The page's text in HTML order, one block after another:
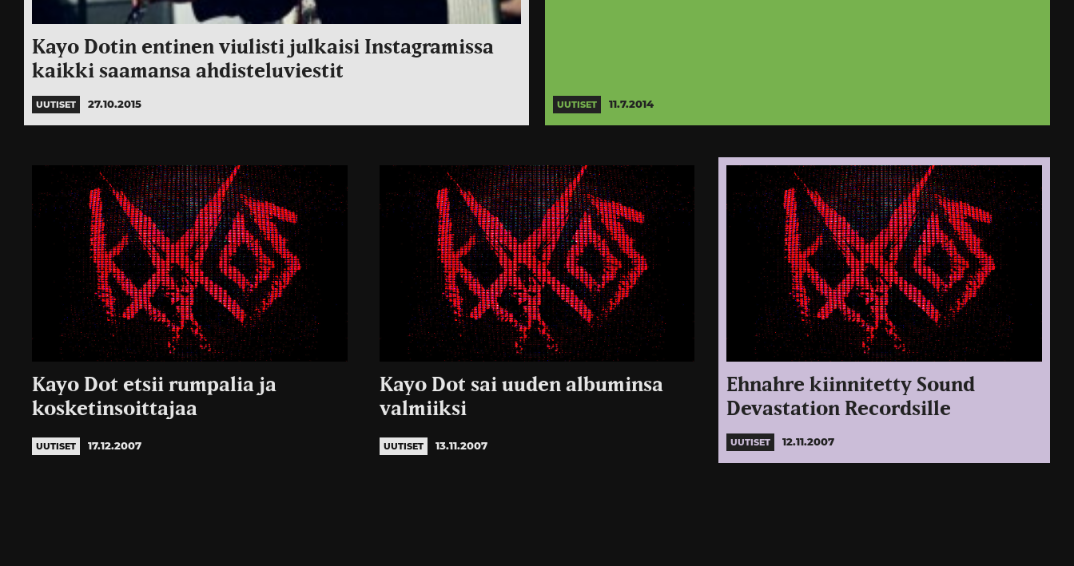
Kayo Dotin entinen viulisti julkaisi Instagramissa
kaikki saamansa ahdisteluviestit
UUTISET 27.10.2015 UUTISET 11.7.2014
Kayo Dot etsii rumpalia ja
kosketinsoittajaa
UUTISET 17.12.2007
Kayo Dot sai uuden albuminsa
valmiiksi
UUTISET 13.11.2007
Ehnahre kiinnitetty Sound
Devastation Recordsille
UUTISET 12.11.2007